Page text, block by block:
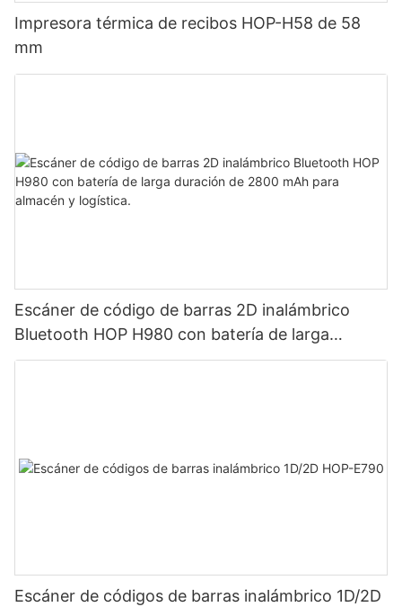
Impresora térmica de recibos HOP-H58 de 58
mm
Escáner de código de barras 2D inalámbrico
Bluetooth HOP H980 con batería de larga
duración de 2800 mAh para almacén y logística.
Escáner de códigos de barras inalámbrico 1D/2D